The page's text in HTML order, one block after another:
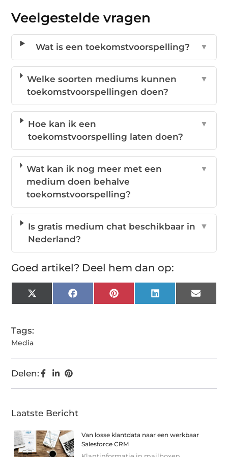
Veelgestelde vragen
Wat is een toekomstvoorspelling? ▼
Welke soorten mediums kunnen
toekomstvoorspellingen doen?
▼
Hoe kan ik een
toekomstvoorspelling laten doen?
▼
Wat kan ik nog meer met een
medium doen behalve
toekomstvoorspelling?
▼
Is gratis medium chat beschikbaar in
Nederland?
▼
Goed artikel? Deel hem dan op:
X
(Twitter)
FacebookPinterest LinkedIn Email
Tags:
Media
Delen:
Laatste Bericht
Van losse klantdata naar een werkbaar
Salesforce CRM